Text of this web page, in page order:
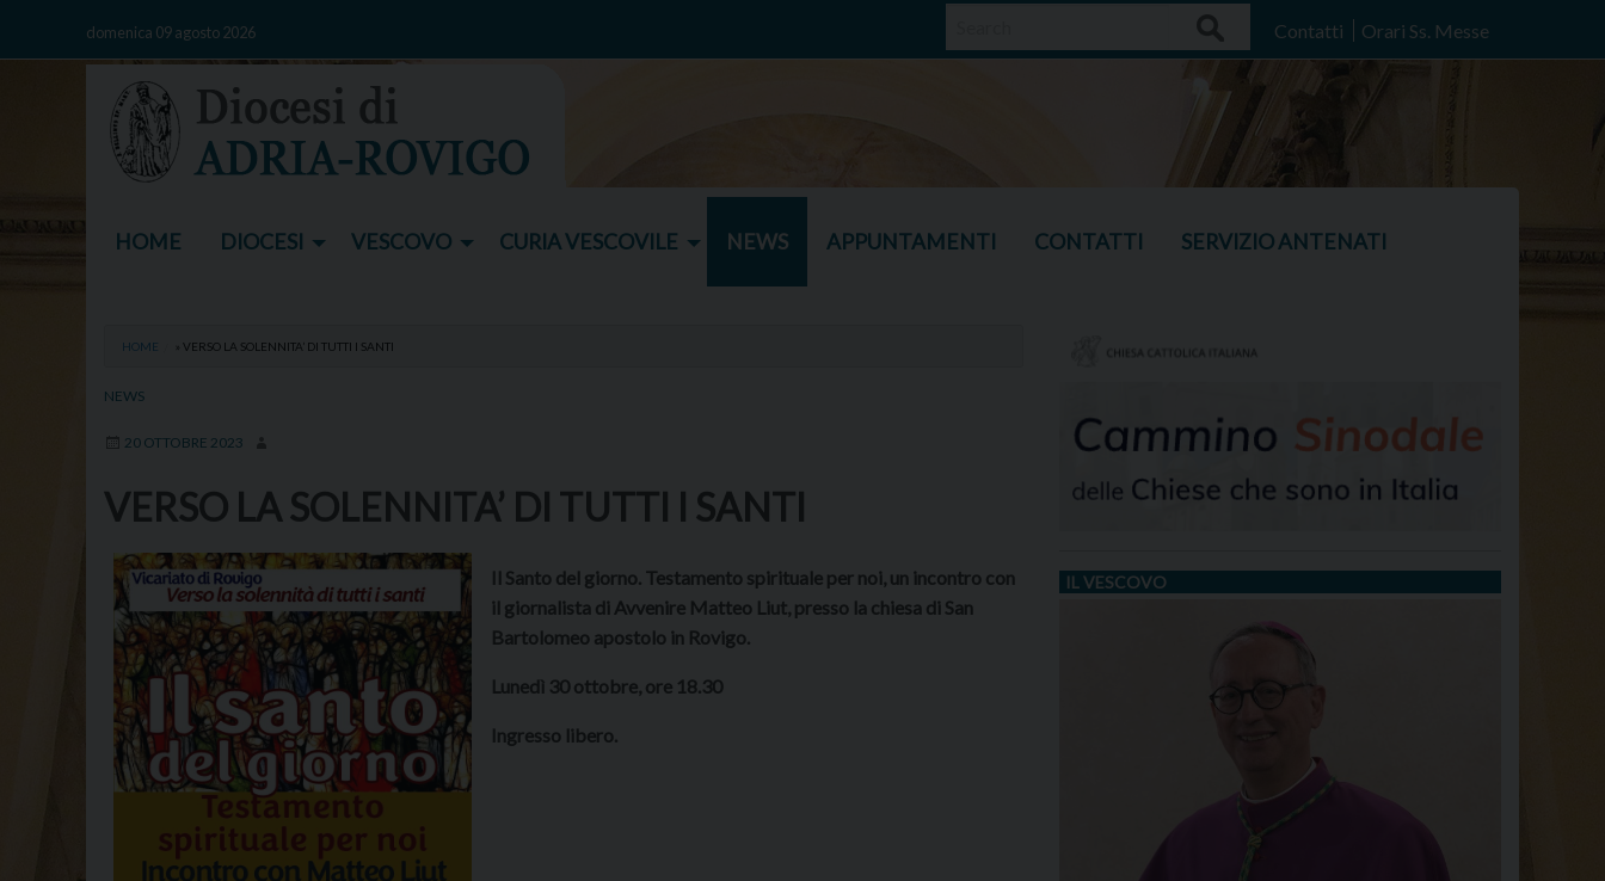
domenica 09 agosto 2026 Contatti Orari Ss. Messe
HOME DIOCESI VESCOVO CURIA VESCOVILE NEWS APPUNTAMENTI CONTATTI SERVIZIO ANTENATI
HOME » VERSO LA SOLENNITA’ DI TUTTI I SANTI
NEWS
20 OTTOBRE 2023
VERSO LA SOLENNITA’ DI TUTTI I SANTI
Il Santo del giorno. Testamento spirituale per noi, un incontro con
il giornalista di Avvenire Matteo Liut, presso la chiesa di San
Bartolomeo apostolo in Rovigo.
Lunedì 30 ottobre, ore 18.30
Ingresso libero.
IL VESCOVO